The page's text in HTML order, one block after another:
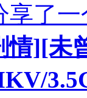
享了
情][未